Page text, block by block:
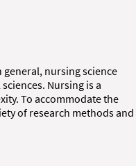
nursing science
Nursing is a
To accommodate the
of research methods and